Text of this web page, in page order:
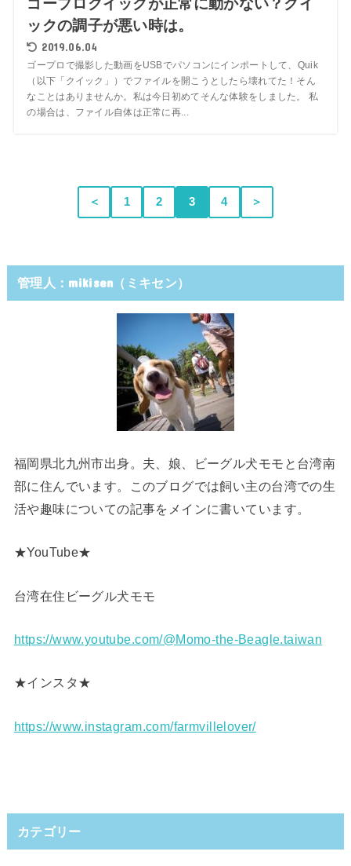
ゴープロクイックが正常に動かない？クイ
ックの調子が悪い時は。
2019.06.04
ゴープロで撮影した動画をUSBでパソコンにインポートして、Quik
（以下「クイック」）でファイルを開こうとしたら壊れてた！そん
なことはありませんか。私は今日初めてそんな体験をしました。 私
の場合は、ファイル自体は正常に再...
＜ 1 2 3 4 ＞
管理人：mikisen（ミキセン）
福岡県北九州市出身。夫、娘、ビーグル犬モモと台湾南
部に住んでいます。このブログでは飼い主の台湾での生
活や趣味についての記事をメインに書いています。
★YouTube★
台湾在住ビーグル犬モモ
https://www.youtube.com/@Momo-the-Beagle.taiwan
★インスタ★
https://www.instagram.com/farmvillelover/
カテゴリー